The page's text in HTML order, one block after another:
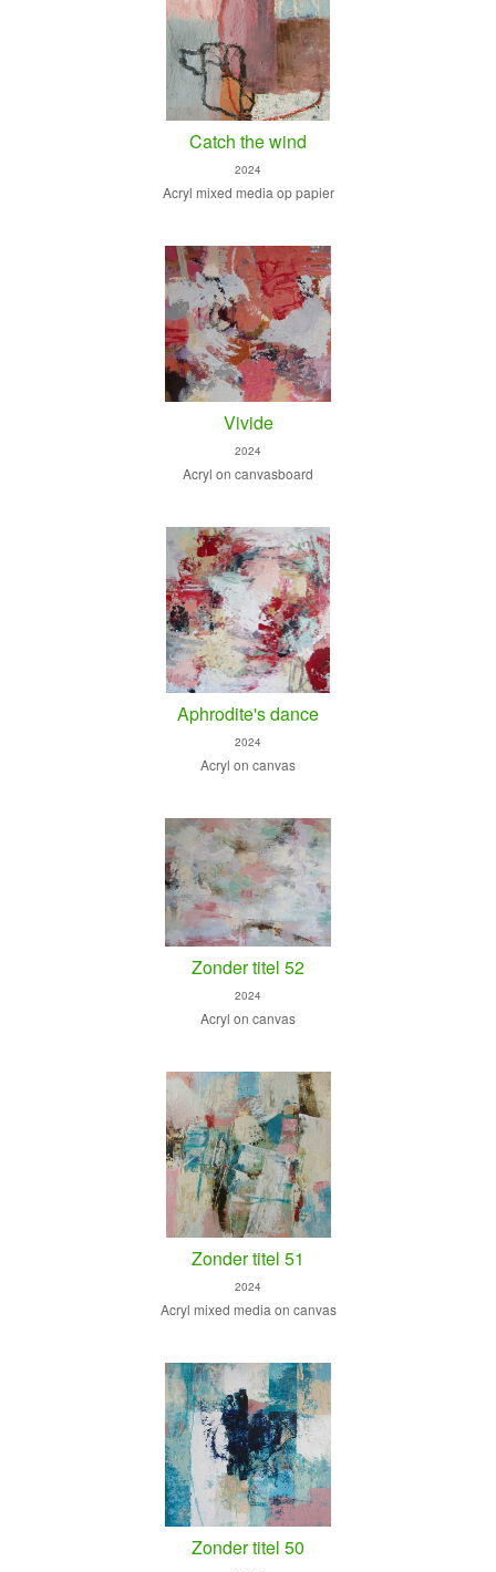
Catch the wind
2024
Acryl mixed media op papier
Vivide
2024
Acryl on canvasboard
Aphrodite's dance
2024
Acryl on canvas
Zonder titel 52
2024
Acryl on canvas
Zonder titel 51
2024
Acryl mixed media on canvas
Zonder titel 50